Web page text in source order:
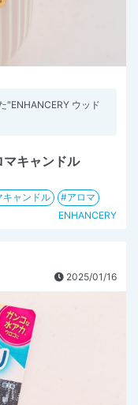
"ENHANCERY ウッド
キャンドル
キャンドル
アロマ
ENHANCERY
2025/01/16